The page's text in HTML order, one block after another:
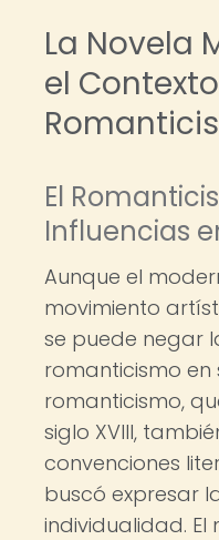
La Novela
el
El
Influencias
Aunque el
movimiento
se puede negar
romanticismo en
romanticismo,
siglo XVIII,
convenciones
buscó expresar
individualidad. El